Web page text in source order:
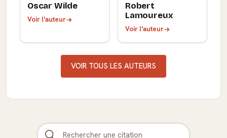
Oscar Wilde
Voir l'auteur
Robert
Lamoureux
Voir l'auteur
VOIR TOUS LES AUTEURS